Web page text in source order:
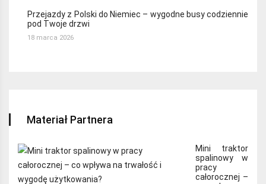
Przejazdy z Polski do Niemiec – wygodne busy codziennie
pod Twoje drzwi
18 marca 2026
Materiał Partnera
Mini traktor
spalinowy w
pracy
całorocznej –